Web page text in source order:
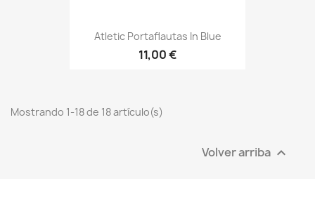
Atletic Portaflautas In Blue
11,00 €
Mostrando 1-18 de 18 artículo(s)
Volver arriba 